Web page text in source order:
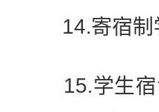
14.寄宿制
15.学生宿